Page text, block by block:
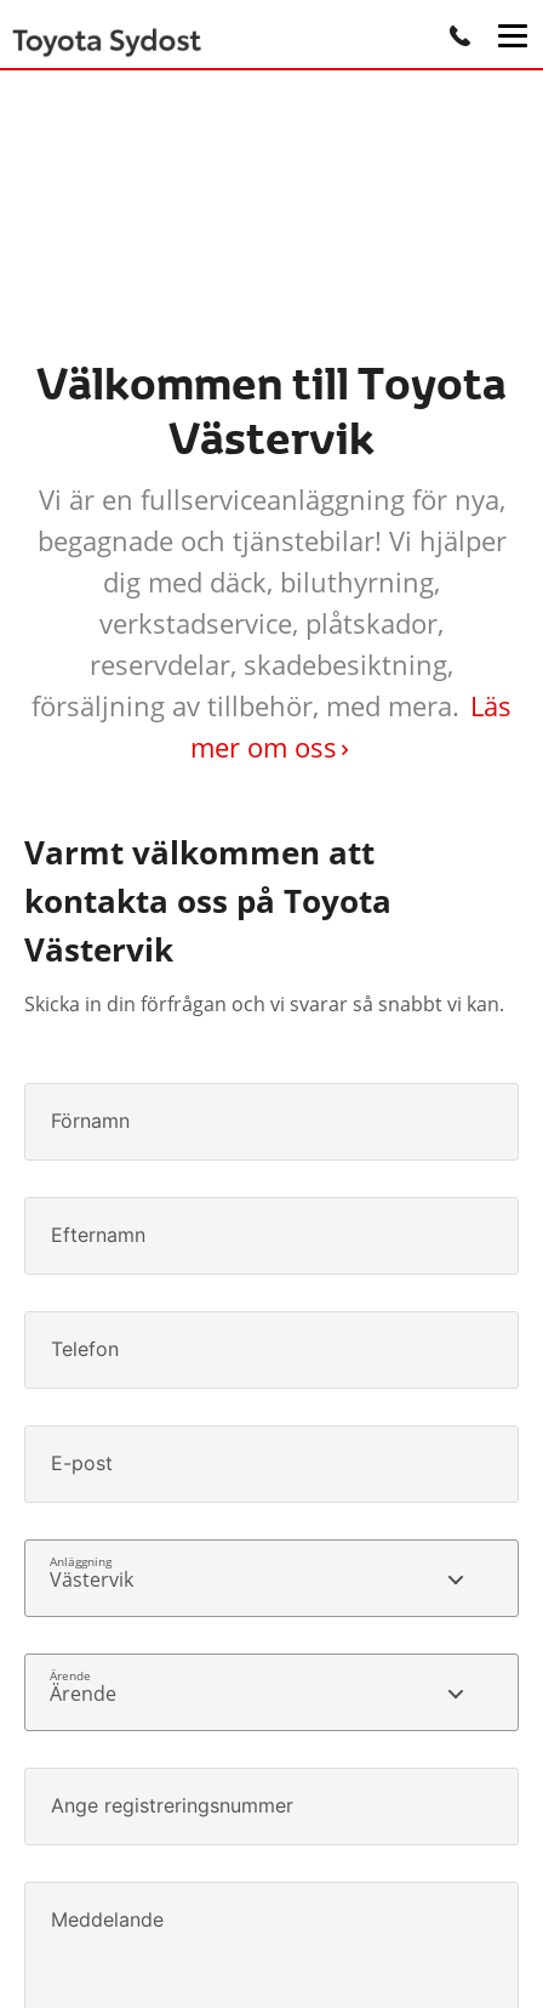
Välkommen till Toyota
Västervik
Vi är en fullserviceanläggning för nya,
begagnade och tjänstebilar! Vi hjälper
dig med däck, biluthyrning,
verkstadservice, plåtskador,
reservdelar, skadebesiktning,
försäljning av tillbehör, med mera. Läs
mer om oss
Varmt välkommen att
kontakta oss på Toyota
Västervik
Skicka in din förfrågan och vi svarar så snabbt vi kan.
Förnamn
Efternamn
Telefon
E-post
Västervik
Ärende
Ange registreringsnummer
Meddelande